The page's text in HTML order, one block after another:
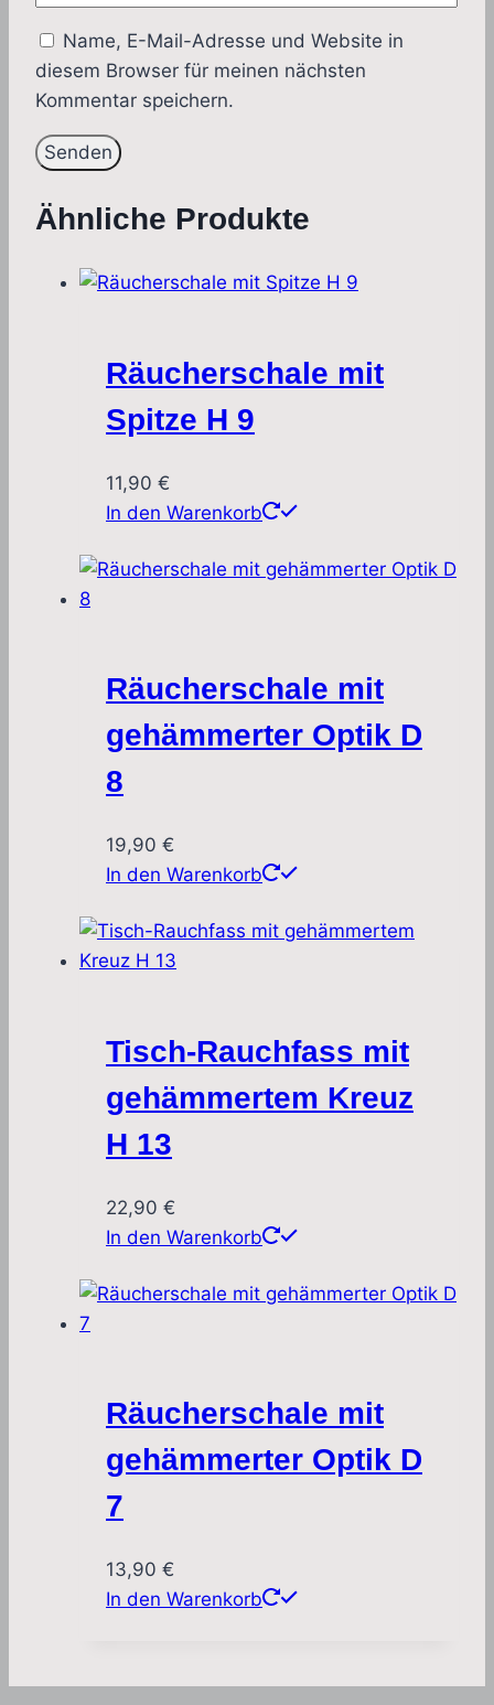
Name, E-Mail-Adresse und Website in
diesem Browser für meinen nächsten
Kommentar speichern.
Ähnliche Produkte
Räucherschale mit
Spitze H 9
11,90 €
In den Warenkorb
Räucherschale mit
gehämmerter Optik D
8
19,90 €
In den Warenkorb
Tisch-Rauchfass mit
gehämmertem Kreuz
H 13
22,90 €
In den Warenkorb
Räucherschale mit
gehämmerter Optik D
7
13,90 €
In den Warenkorb